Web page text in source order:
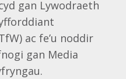
gan Lywodraeth
ac fe’u noddir
gan Media